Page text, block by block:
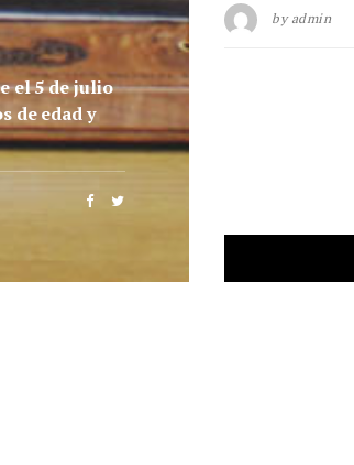
el 5 de julio
de edad y
by admin